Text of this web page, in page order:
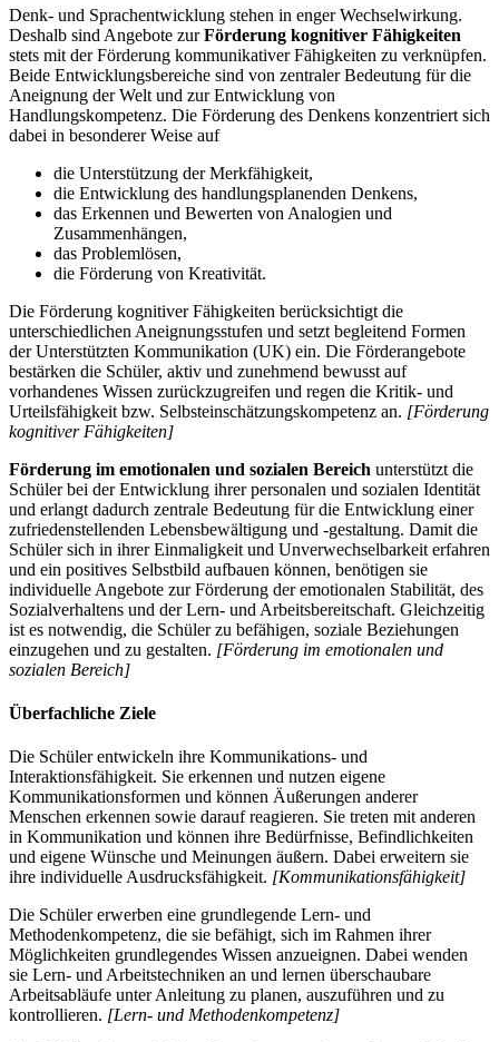
Denk- und Sprachentwicklung stehen in enger Wechselwirkung.
Deshalb sind Angebote zurFörderung kognitiver Fähigkeiten
stets mit der Förderung kommunikativer Fähigkeiten zu verknüpfen.
Beide Entwicklungsbereiche sind von zentraler Bedeutung für die
Aneignung der Welt und zur Entwicklung von
Handlungskompetenz. Die Förderung des Denkens konzentriert sich
dabei in besonderer Weise auf
die Unterstützung der Merkfähigkeit,
die Entwicklung des handlungsplanenden Denkens,
das Erkennen und Bewerten von Analogien und
Zusammenhängen,
das Problemlösen,
die Förderung von Kreativität.
Die Förderung kognitiver Fähigkeiten berücksichtigt die
unterschiedlichen Aneignungsstufen und setzt begleitend Formen
der Unterstützten Kommunikation (UK) ein. Die Förderangebote
bestärken die Schüler, aktiv und zunehmend bewusst auf
vorhandenes Wissen zurückzugreifen und regen die Kritik- und
Urteilsfähigkeit bzw. Selbsteinschätzungskompetenz an. [Förderung
kognitiver Fähigkeiten]
Förderung im emotionalen und sozialen Bereich unterstützt die
Schüler bei der Entwicklung ihrer personalen und sozialen Identität
und erlangt dadurch zentrale Bedeutung für die Entwicklung einer
zufriedenstellenden Lebensbewältigung und -gestaltung. Damit die
Schüler sich in ihrer Einmaligkeit und Unverwechselbarkeit erfahren
und ein positives Selbstbild aufbauen können, benötigen sie
individuelle Angebote zur Förderung der emotionalen Stabilität, des
Sozialverhaltens und der Lern- und Arbeitsbereitschaft. Gleichzeitig
ist es notwendig, die Schüler zu befähigen, soziale Beziehungen
einzugehen und zu gestalten. [Förderung im emotionalen und
sozialen Bereich]
Überfachliche Ziele
Die Schüler entwickeln ihre Kommunikations- und
Interaktionsfähigkeit. Sie erkennen und nutzen eigene
Kommunikationsformen und können Äußerungen anderer
Menschen erkennen sowie darauf reagieren. Sie treten mit anderen
in Kommunikation und können ihre Bedürfnisse, Befindlichkeiten
und eigene Wünsche und Meinungen äußern. Dabei erweitern sie
ihre individuelle Ausdrucksfähigkeit. [Kommunikationsfähigkeit]
Die Schüler erwerben eine grundlegende Lern- und
Methodenkompetenz, die sie befähigt, sich im Rahmen ihrer
Möglichkeiten grundlegendes Wissen anzueignen. Dabei wenden
sie Lern- und Arbeitstechniken an und lernen überschaubare
Arbeitsabläufe unter Anleitung zu planen, auszuführen und zu
kontrollieren. [Lern- und Methodenkompetenz]